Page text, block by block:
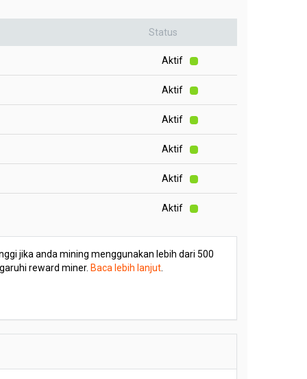
Status
Aktif
Aktif
Aktif
Aktif
Aktif
Aktif
jika anda mining menggunakan lebih dari 500
reward miner. Baca lebih lanjut